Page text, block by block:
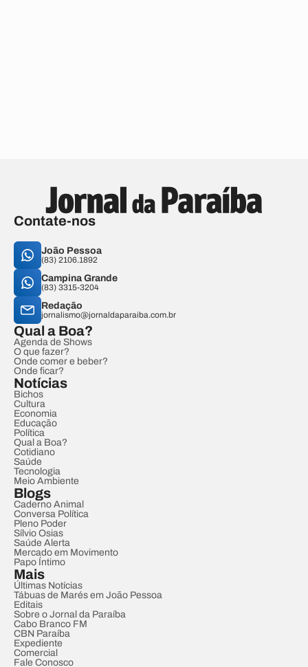
Contate-nos
João Pessoa
(83) 2106.1892
Campina Grande
(83) 3315-3204
Redação
jornalismo@jornaldaparaiba.com.br
Qual a Boa?
Agenda de Shows
O que fazer?
Onde comer e beber?
Onde ficar?
Notícias
Bichos
Cultura
Economia
Educação
Política
Qual a Boa?
Cotidiano
Saúde
Tecnologia
Meio Ambiente
Blogs
Caderno Animal
Conversa Política
Pleno Poder
Sílvio Osias
Saúde Alerta
Mercado em Movimento
Papo Íntimo
Mais
Últimas Notícias
Tábuas de Marés em João Pessoa
Editais
Sobre o Jornal da Paraíba
Cabo Branco FM
CBN Paraíba
Expediente
Comercial
Fale Conosco